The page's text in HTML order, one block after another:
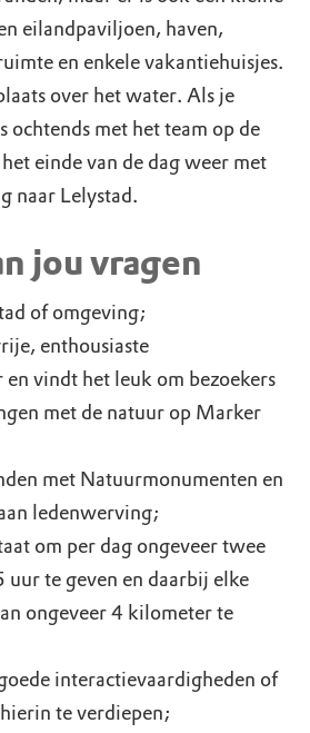
eilandpaviljoen, haven,
en enkele vakantiehuisjes.
over het water. Als je
ochtends met het team op de
einde van de dag weer met
naar Lelystad.
jou vragen
of omgeving;
enthousiaste
vindt het leuk om bezoekers
met de natuur op Marker
met Natuurmonumenten en
ledenwerving;
om per dag ongeveer twee
uur te geven en daarbij elke
ongeveer 4 kilometer te
interactievaardigheden of
te verdiepen;